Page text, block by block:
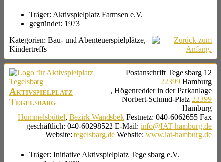
Träger: Aktivspielplatz Farmsen e.V.
gegründet: 1973
Kategorien: Bau- und Abenteuerspielplätze,
Kindertreffs
Aktivspielplatz
Tegelsbarg
Postanschrift Tegelsbarg 12
22399 Hamburg
, Högenredder in der Parkanlage
Norbert-Schmid-Platz 22399
Hamburg
Hummelsbüttel, Bezirk Wandsbek Festnetz: 040-6062655 Fax
geschäftlich: 040-60298522 E-Mail: info@IAT-hamburg.de
Website: tegelsbarg.de Website: www.iat-hamburg.de
Träger: Initiative Aktivspielplatz Tegelsbarg e.V.